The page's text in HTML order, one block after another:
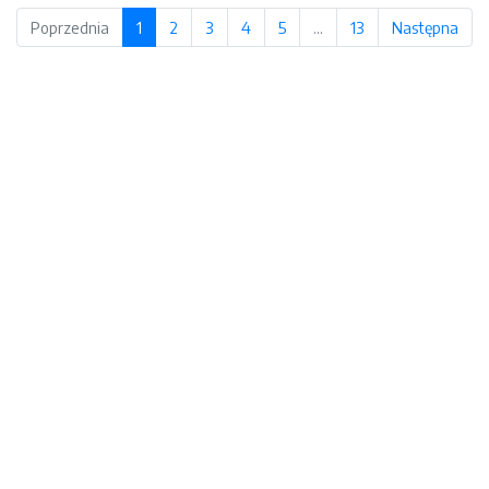
Poprzednia 1 2 3 4 5 … 13 Następna